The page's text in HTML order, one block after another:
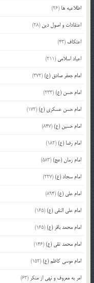
اطلاعیه ها (26)
اعتقادات و اصول دین (28)
اعتکاف (43)
اعیاد اسلامی (211)
امام جعفر صادق (ع)(372)
امام حسن (ع)(233)
امام حسن عسکری (ع)(172)
امام حسین (ع)(847)
امام رضا (ع)(182)
امام زمان (عج)(583)
امام سجاد (ع)(227)
امام علی (ع)(894)
امام علی النقی (ع)(165)
امام محمد باقر (ع)(165)
امام محمد تقی (ع)(146)
امام موسی کاظم (ع)(152)
امر به معروف و نهی از منکر (63)